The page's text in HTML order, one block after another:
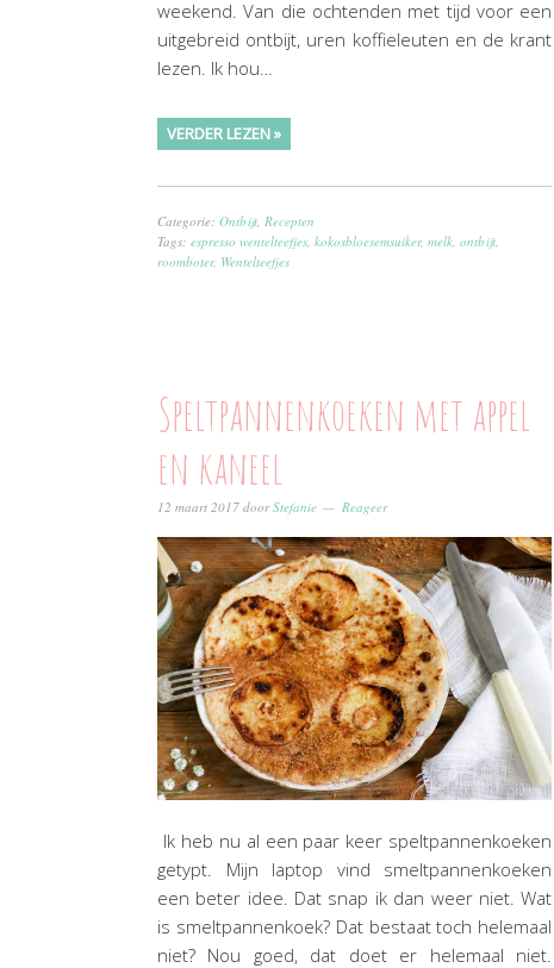
weekend. Van die ochtenden met tijd voor een
uitgebreid ontbijt, uren koffieleuten en de krant
lezen. Ik hou…
VERDER LEZEN »
Categorie: Ontbijt Recepten
Tags: espresso wentelteefjes kokosbloesemsuiker, melk ontbijt
roomboter, Wentelteefjes
Speltpannenkoeken met appel
en kaneel
12 maart 2017 doorStefanie Reageer
Ik heb nu al een paar keer speltpannenkoeken
getypt. Mijn laptop vind smeltpannenkoeken
een beter idee. Dat snap ik dan weer niet. Wat
is smeltpannenkoek? Dat bestaat toch helemaal
niet? Nou goed, dat doet er helemaal niet.